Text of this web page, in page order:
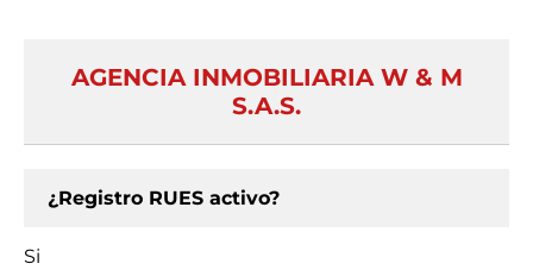
AGENCIA INMOBILIARIA W & M
S.A.S.
¿Registro RUES activo?
Si